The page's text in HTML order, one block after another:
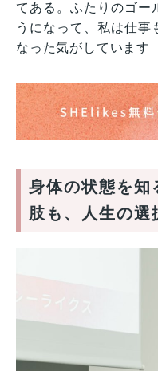
てある。ふたりのゴー
うになって、私は仕事
なった気がしています
身体の状態を知
肢も、人生の